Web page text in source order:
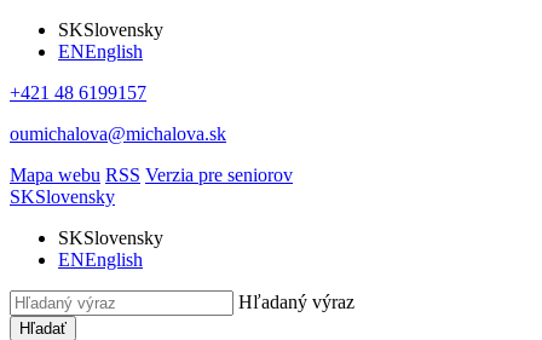
SKSlovensky
ENEnglish
+421 48 6199157
oumichalova@michalova.sk
Mapa webu RSS Verzia pre seniorov
SKSlovensky
SKSlovensky
ENEnglish
Hľadaný výraz
Hľadať